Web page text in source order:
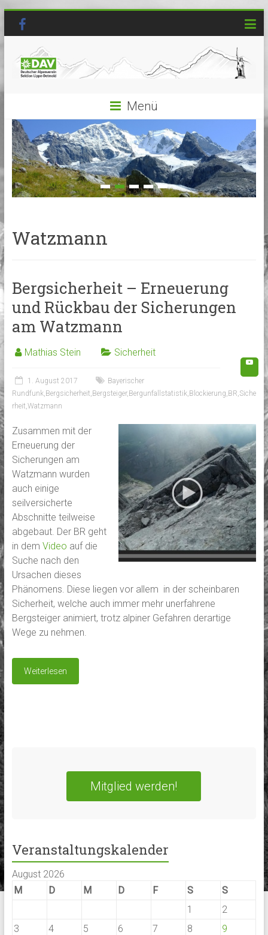
Menü
Watzmann
Bergsicherheit – Erneuerung
und Rückbau der Sicherungen
am Watzmann
Mathias Stein Sicherheit
1. August 2017
Bayerischer
Rundfunk, Bergsicherheit Bergsteiger, Bergunfallstatistik, Blockierung BR Siche
rheit Watzmann
Zusammen mit der
Erneuerung der
Sicherungen am
Watzmann wurden
auch einige
seilversicherte
Abschnitte teilweise
abgebaut. Der BR geht
in dem Video auf die
Suche nach den
Ursachen dieses
Phänomens. Diese liegen vor allem in der scheinbaren
Sicherheit, welche auch immer mehr unerfahrene
Bergsteiger animiert, trotz alpiner Gefahren derartige
Wege zu nehmen.
Weiterlesen
Mitglied werden!
Veranstaltungskalender
August 2026
M
D M D F S
S
1
2
3
4 5 6 7 8
9